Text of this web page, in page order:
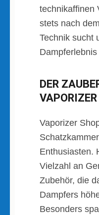
technikaffinen
stets nach
Technik sucht
DER
Vaporizer
Enthusiasten.
Vielzahl an
Zubehör, die
Dampfers
Besonders